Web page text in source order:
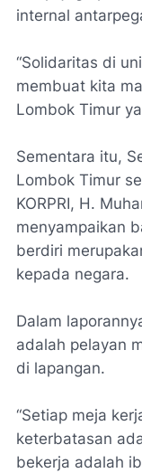
internal
“Solidaritas di
membuat kita
Lombok Timur
Sementara itu,
Lombok Timur
KORPRI, H.
menyampaikan
berdiri
kepada negara.
Dalam
adalah pelayan
di lapangan.
“Setiap meja
keterbatasan
bekerja adalah